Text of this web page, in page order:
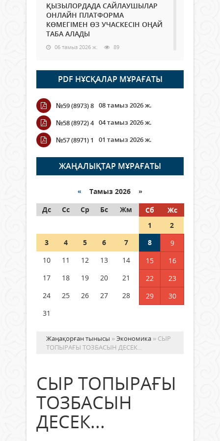
ҚЫЗЫЛОРДАДА САЙЛАУШЫЛАР
ОНЛАЙН ПЛАТФОРМА
КӨМЕГІМЕН ӨЗ УЧАСКЕСІН ОҢАЙ
ТАБА АЛАДЫ
06 тамыз 2026 ж. 89
Open Air: Қызылорда облысы
полиция департаменті 20
мыңнан астам көрерменнің
қауіпсіздігін қамтамасыз етті
06 тамыз 2026 ж.
Wi-Fi ҚАБЫРҒА АРҚЫЛЫ ҚАЛАЙ
ӨТЕДІ?
06 тамыз 2026 ж. 266
граждане Казахстана,
05 тамыз 2026 ж. 147
Шетелде жүрген Қазақстан
азаматтары қалай дауыс бере
PDF НҰСҚАЛАР МҰРАҒАТЫ
№59 (8973) 8 08 тамыз 2026 ж.
№58 (8972) 4 04 тамыз 2026 ж.
№57 (8971) 1
01 тамыз 2026 ж.
ЖАҢАЛЫҚТАР МҰРАҒАТЫ
« Тамыз 2026 »
Дс
Сс Ср Бс Жм Сб
Жс
1
2
3
4 5 6 7 8
9
10
11 12 13 14 15
16
17
18 19 20 21 22
23
24
25 26 27 28 29
30
31
Жаңақорған тынысы »Экономика » СЫР
ТОПЫРАҒЫ ТОЗБАСЫН ДЕСЕК...
СЫР ТОПЫРАҒЫ
ТОЗБАСЫН
ДЕСЕК...